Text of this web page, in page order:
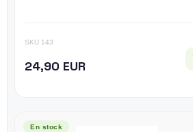
SKU 143
24,90 EUR
En stock